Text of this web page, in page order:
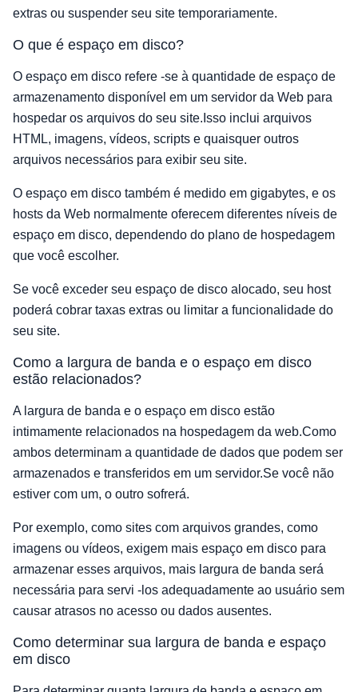
extras ou suspender seu site temporariamente.
O que é espaço em disco?
O espaço em disco refere -se à quantidade de espaço de
armazenamento disponível em um servidor da Web para
hospedar os arquivos do seu site.Isso inclui arquivos
HTML, imagens, vídeos, scripts e quaisquer outros
arquivos necessários para exibir seu site.
O espaço em disco também é medido em gigabytes, e os
hosts da Web normalmente oferecem diferentes níveis de
espaço em disco, dependendo do plano de hospedagem
que você escolher.
Se você exceder seu espaço de disco alocado, seu host
poderá cobrar taxas extras ou limitar a funcionalidade do
seu site.
Como a largura de banda e o espaço em disco
estão relacionados?
A largura de banda e o espaço em disco estão
intimamente relacionados na hospedagem da web.Como
ambos determinam a quantidade de dados que podem ser
armazenados e transferidos em um servidor.Se você não
estiver com um, o outro sofrerá.
Por exemplo, como sites com arquivos grandes, como
imagens ou vídeos, exigem mais espaço em disco para
armazenar esses arquivos, mais largura de banda será
necessária para servi -los adequadamente ao usuário sem
causar atrasos no acesso ou dados ausentes.
Como determinar sua largura de banda e espaço
em disco